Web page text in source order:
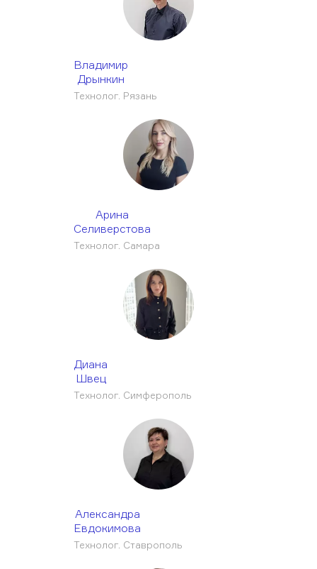
Владимир
Дрынкин
Технолог. Рязань
Арина
Селиверстова
Технолог. Самара
Диана
Швец
Технолог. Симферополь
Александра
Евдокимова
Технолог. Ставрополь